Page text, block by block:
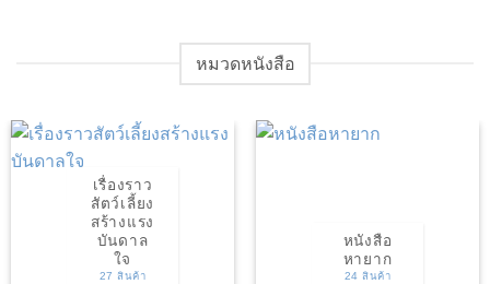
เพิ่มในรายการที่ชื่นชอบหมวดหนังสือ
เรื่องราว
สัตว์เลี้ยง
สร้างแรง
บันดาล
ใจ
27 สินค้า
หนังสือ
หายาก
24 สินค้า